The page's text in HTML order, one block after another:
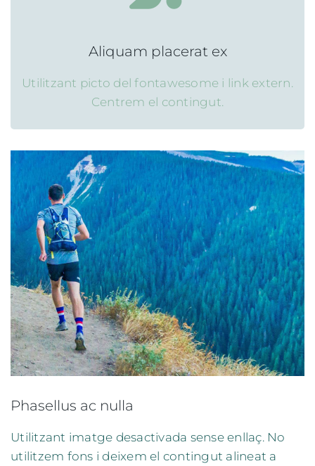
Aliquam placerat ex
Utilitzant picto del fontawesome i link extern.
Centrem el contingut.
Phasellus ac nulla
Utilitzant imatge desactivada sense enllaç. No
utilitzem fons i deixem el contingut alineat a